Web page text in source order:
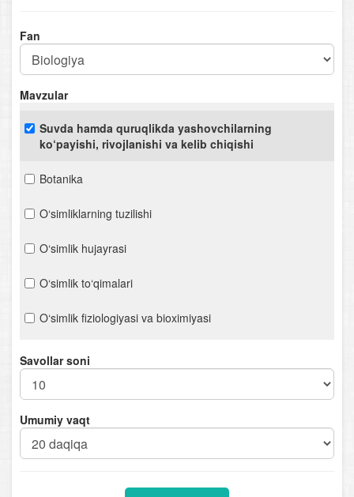
Fan
Mavzular
Suvda hamda quruqlikda yashovchilarning
ko‘payishi, rivojlanishi va kelib chiqishi
Botanika
O‘simliklarning tuzilishi
O‘simlik hujayrasi
O‘simlik to‘qimalari
O‘simlik fiziologiyasi va bioximiyasi
O‘simliklarning oziq moddalar to‘plashi
Bakteriyalar
Viruslar
O‘simliklarning ko‘payishi
O‘simliklarning kelib chiqish markazlari
Savollar soni
Umumiy vaqt